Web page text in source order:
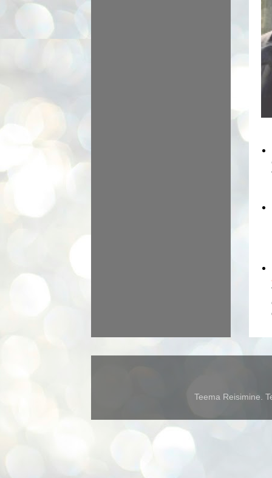
Teema Reisimine.